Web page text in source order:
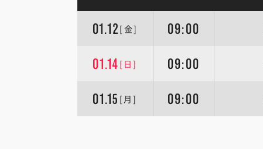
01.12 [金] 09:00
01.14 [日] 09:00
01.15 [月] 09:00